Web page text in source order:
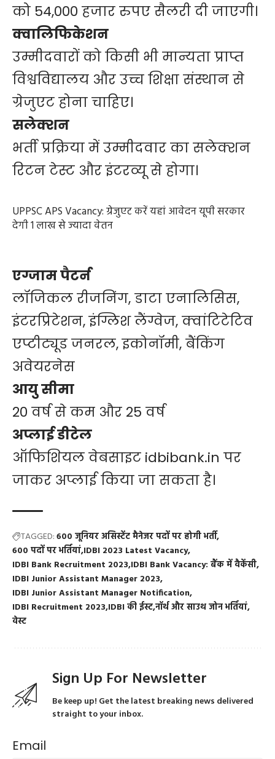
को 54,000 हजार रुपए सैलरी दी जाएगी।
क्वालिफिकेशन
उम्मीदवारों को किसी भी मान्यता प्राप्त
विश्वविद्यालय और उच्च शिक्षा संस्थान से
ग्रेजुएट होना चाहिए।
सलेक्शन
भर्ती प्रक्रिया में उम्मीदवार का सलेक्शन
रिटन टेस्ट और इंटरव्यू से होगा।
UPPSC APS Vacancy: ग्रेजुएट करें यहां आवेदन यूपी सरकार
देगी 1 लाख से ज्यादा वेतन
एग्जाम पैटर्न
लॉजिकल रीजनिंग, डाटा एनालिसिस,
इंटरप्रिटेशन, इंग्लिश लैंग्वेज, क्वांटिटेटिव
एप्टीट्यूड जनरल, इकोनॉमी, बैंकिंग
अवेयरनेस
आयु सीमा
20 वर्ष से कम और 25 वर्ष
अप्लाई डीटेल
ऑफिशियल वेबसाइट idbibank.in पर
जाकर अप्लाई किया जा सकता है।
TAGGED:600 जूनियर असिस्टेंट मैनेजर पदों पर होगी भर्ती
600 पदों पर भर्तियां IDBI 2023 Latest Vacancy
IDBI Bank Recruitment 2023 IDBI Bank Vacancy: बैंक में वैकेंसी
IDBI Junior Assistant Manager 2023
IDBI Junior Assistant Manager Notification
IDBI Recruitment 2023 IDBI की ईस्टनॉर्थ और साउथ जोन भर्तियां
वेस्ट
Sign Up For Newsletter
Be keep up! Get the latest breaking news delivered
straight to your inbox.
Email